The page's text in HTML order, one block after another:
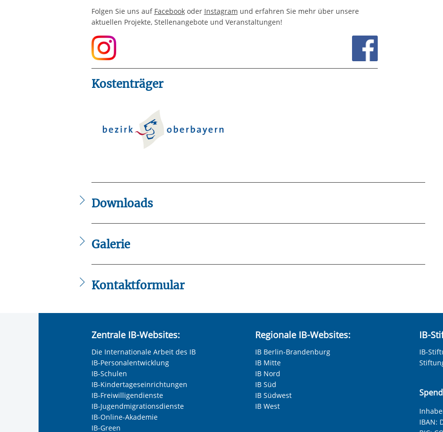
Folgen Sie uns auf Facebookoder Instagram und erfahren Sie mehr über unsere
aktuellen Projekte, Stellenangebote und Veranstaltungen!
Kostenträger
Downloads
IB_TBSS_2024_Faltblatt.pdf
Galerie
Kontaktformular
Keine Angabe
Frau
Herr
Neutrale Anrede
Unternehmen
Zentrale IB-Websites:
Die Internationale Arbeit des IB
IB-Personalentwicklung
IB-Schulen
IB-Kindertageseinrichtungen
IB-Freiwilligendienste
IB-Jugendmigrationsdienste
IB-Online-Akademie
IB-Green
Regionale IB-Websites:
IB Berlin-Brandenburg
IB Mitte
IB Nord
IB Süd
IB Südwest
IB West
IB-
IB-
IBAN: